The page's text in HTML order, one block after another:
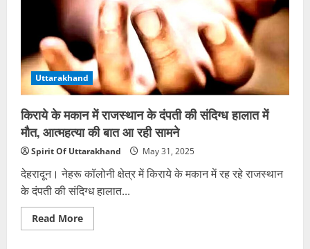
धरती,
चार
से
अधिक
मैग्नीट्यूट
के
वर्ष
में
2-
3
बार
आ
रहे
भूकंप
Uttarakhand
किराये के मकान में राजस्थान के दंपती की संदिग्ध हालात में
मौत, आत्महत्या की बात आ रही सामने
Spirit Of Uttarakhand May 31, 2025
देहरादून। नेहरू कॉलोनी क्षेत्र में किराये के मकान में रह रहे राजस्थान
के दंपती की संदिग्ध हालात...
Read MoreRead
more